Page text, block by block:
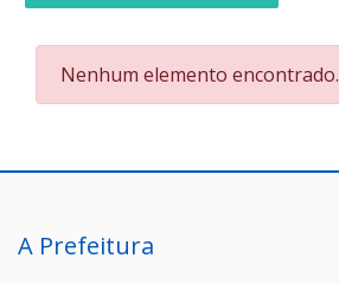
Nenhum elemento encontrado.
A Prefeitura